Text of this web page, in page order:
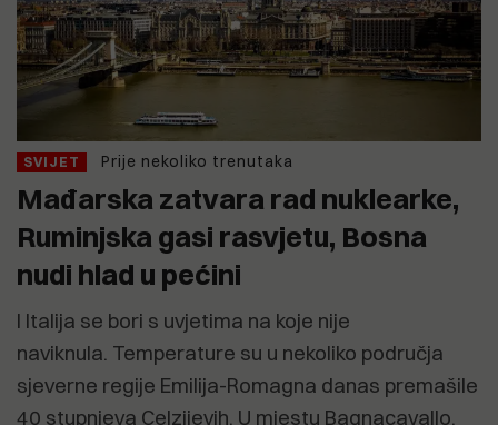
SVIJET Prije nekoliko trenutaka
Mađarska zatvara rad nuklearke,
Ruminjska gasi rasvjetu, Bosna
nudi hlad u pećini
I Italija se bori s uvjetima na koje nije
naviknula. Temperature su u nekoliko područja
sjeverne regije Emilija-Romagna danas premašile
40 stupnjeva Celzijevih. U mjestu Bagnacavallo,